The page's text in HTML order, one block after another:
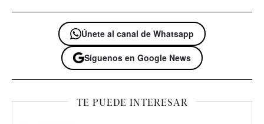
Únete al canal de Whatsapp
Síguenos en Google News
TE PUEDE INTERESAR